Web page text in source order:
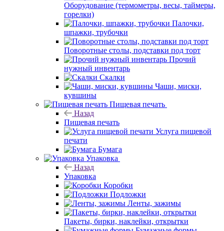
Оборудование (термометры, весы, таймеры,
горелки)
Палочки,
шпажки, трубочки
Поворотные столы, подставки под торт
Прочий
нужный инвентарь
Скалки
Чаши, миски,
кувшины
Пищевая печать
Назад
Пищевая печать
Услуга пищевой
печати
Бумага
Упаковка
Назад
Упаковка
Коробки
Подложки
Ленты, зажимы
Пакеты, бирки, наклейки, открытки